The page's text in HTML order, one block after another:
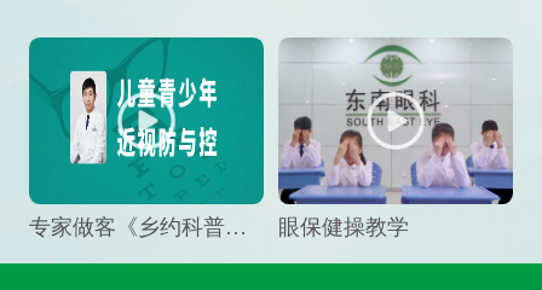
专家做客《乡约科普》栏目，预防孩子近视竟然这么“简单” 眼保健操教学